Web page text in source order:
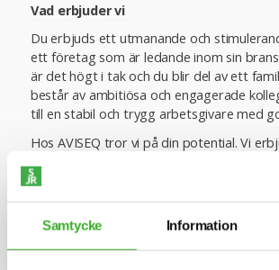
Samtycke Information
Vad erbjuder vi
Du erbjuds ett utmanande och
ett företag som är ledande inom sin
är det högt i tak och du blir del av ett
består av ambitiösa och engagerade
till en stabil och trygg arbetsgivare med
Hos AVISEQ tror vi på din potential. Vi
kontinuerlig fortbildning och
kan växa och utvecklas.
säkerställa flygtrafikens säkerhet. Ditt
vikt för att hålla flygledningen igång och